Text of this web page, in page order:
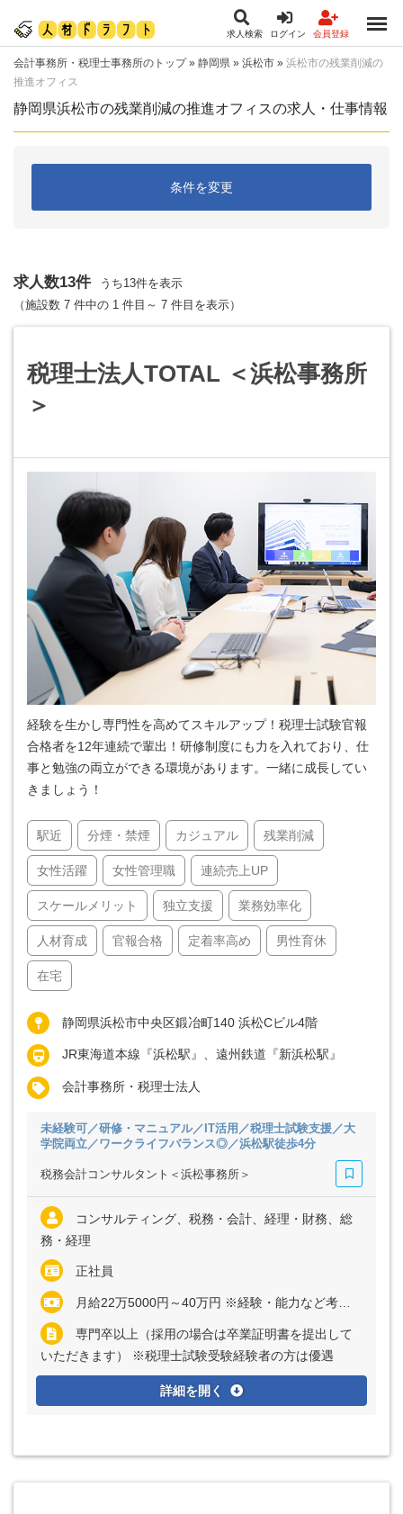
求人検索 ログイン 会員登録
会計事務所・税理士事務所のトップ» 静岡県 » 浜松市 » 浜松市の残業削減の
推進オフィス
静岡県浜松市の残業削減の推進オフィスの求人・仕事情報
条件を変更
求人数13件
うち13件を表示
（施設数 7 件中の 1 件目～ 7 件目を表示）
税理士法人TOTAL ＜浜松事務所
＞
経験を生かし専門性を高めてスキルアップ！税理士試験官報
合格者を12年連続で輩出！研修制度にも力を入れており、仕
事と勉強の両立ができる環境があります。一緒に成長してい
きましょう！
駅近 分煙・禁煙 カジュアル 残業削減
女性活躍 女性管理職 連続売上UP
スケールメリット 独立支援 業務効率化
人材育成 官報合格 定着率高め 男性育休
在宅
静岡県浜松市中央区鍛冶町140 浜松Cビル4階
JR東海道本線『浜松駅』、遠州鉄道『新浜松駅』
会計事務所・税理士法人
未経験可／研修・マニュアル／IT活用／税理士試験支援／大
学院両立／ワークライフバランス◎／浜松駅徒歩4分
税務会計コンサルタント＜浜松事務所＞
コンサルティング、税務・会計、経理・財務、総
務・経理
正社員
月給22万5000円～40万円 ※経験・能力など考慮の上、決定いたします ※上記に固定残業代（月20時間分＝3万円～6万円）を含む ※超過分は別途全額支給
専門卒以上（採用の場合は卒業証明書を提出して
いただきます） ※税理士試験受験経験者の方は優遇
詳細を開く